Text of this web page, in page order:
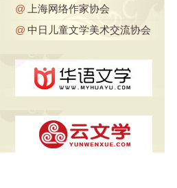
@
上海网络作家协会
@ 中日儿童文学美术交流协会